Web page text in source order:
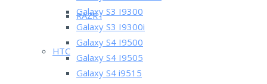
RAZR i
HTC
Galaxy S3 I9300
Galaxy S3 I9300i
Galaxy S4 I9500
Galaxy S4 I9505
Galaxy S4 i9515